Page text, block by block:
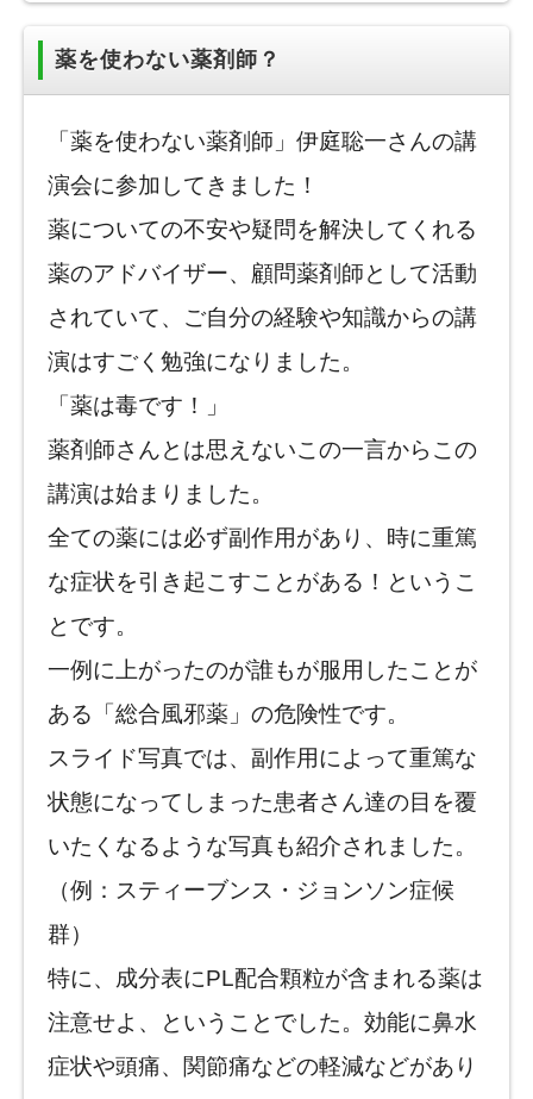
薬を使わない薬剤師？
「薬を使わない薬剤師」伊庭聡一さんの講
演会に参加してきました！
薬についての不安や疑問を解決してくれる
薬のアドバイザー、顧問薬剤師として活動
されていて、ご自分の経験や知識からの講
演はすごく勉強になりました。
「薬は毒です！」
薬剤師さんとは思えないこの一言からこの
講演は始まりました。
全ての薬には必ず副作用があり、時に重篤
な症状を引き起こすことがある！というこ
とです。
一例に上がったのが誰もが服用したことが
ある「総合風邪薬」の危険性です。
スライド写真では、副作用によって重篤な
状態になってしまった患者さん達の目を覆
いたくなるような写真も紹介されました。
（例：スティーブンス・ジョンソン症候
群）
特に、成分表にPL配合顆粒が含まれる薬は
注意せよ、ということでした。効能に鼻水
症状や頭痛、関節痛などの軽減などがあり